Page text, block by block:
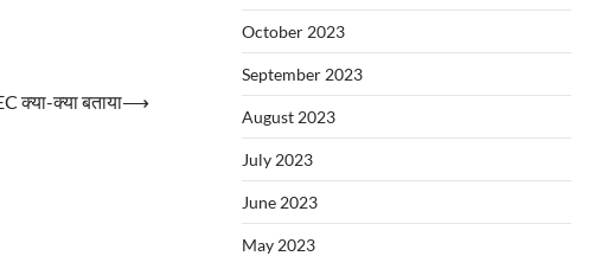
क्या-क्या बताया⟶
October 2023
September 2023
August 2023
July 2023
June 2023
May 2023